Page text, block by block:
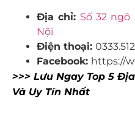
Địa chỉ: Số 32 ngõ
Nội
Điện thoại:
Facebook: https://
>>> Lưu Ngay Top 5
Và Uy Tín Nhất